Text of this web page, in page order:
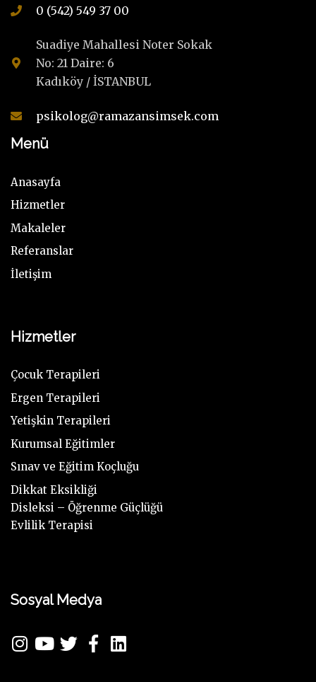
0 (542) 549 37 00
Suadiye Mahallesi Noter Sokak
No: 21 Daire: 6
Kadıköy / İSTANBUL
psikolog@ramazansimsek.com
Menü
Anasayfa
Hizmetler
Makaleler
Referanslar
İletişim
Hizmetler
Çocuk Terapileri
Ergen Terapileri
Yetişkin Terapileri
Kurumsal Eğitimler
Sınav ve Eğitim Koçluğu
Dikkat Eksikliği
Disleksi – Öğrenme Güçlüğü
Evlilik Terapisi
Sosyal Medya